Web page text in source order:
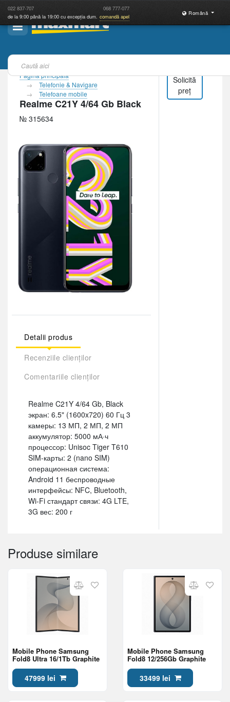
022 837-707 068 777-077
de la 9:00 până la 19:00 cu excepția dum. comandă apel
Română
Pagina principală
Telefonie & Navigare
Telefoane mobile
Realme C21Y 4/64 Gb Black
№ 315634
Detalii produs
Recenziile clienților
Comentariile clienților
Realme C21Y 4/64 Gb, Black
экран: 6.5" (1600x720) 60 Гц 3
камеры: 13 МП, 2 МП, 2 МП
аккумулятор: 5000 мА·ч
процессор: Unisoc Tiger T610
SIM-карты: 2 (nano SIM)
операционная система:
Android 11 беспроводные
интерфейсы: NFC, Bluetooth,
Wi-Fi стандарт связи: 4G LTE,
3G вес: 200 г
Solicită
preț
Produse similare
Mobile Phone Samsung
Fold8 Ultra 16/1Tb Graphite
47999 lei
Mobile Phone Samsung
Fold8 12/256Gb Graphite
33499 lei